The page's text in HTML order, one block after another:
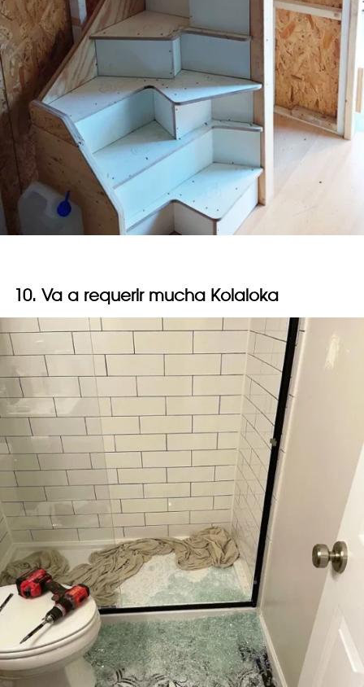
10. Va a requerir mucha Kolaloka